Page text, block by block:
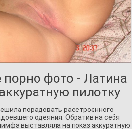
порно фото - Латина
пилотку
порадовать расстроенного
одеяния. Обратив на себя
выставляла на показ аккуратную